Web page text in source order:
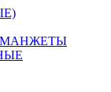
МАНЖЕТЫ